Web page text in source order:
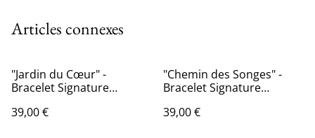
Articles connexes
"Jardin du Cœur" -
Bracelet Signature
39,00 €
"Chemin des Songes" -
Bracelet Signature
39,00 €